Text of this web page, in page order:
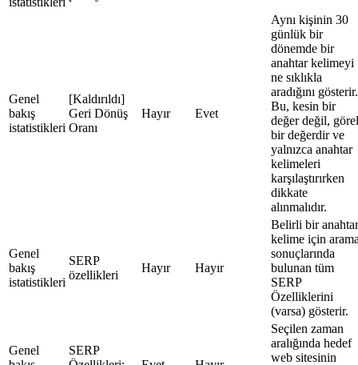
Genel
bakış
istatistikleri
[Kaldırıldı]
Geri Dönüş
Oranı
Hayır Evet
Aynı kişinin 30
günlük bir
dönemde bir
anahtar kelimeyi
ne sıklıkla
aradığını gösterir.
Bu, kesin bir
değer değil,
bir değerdir ve
yalnızca anahtar
kelimeleri
karşılaştırırken
dikkate
alınmalıdır.
Genel
bakış
istatistikleri
SERP
özellikleri
Hayır Hayır
Belirli bir anahtar
kelime için
sonuçlarında
bulunan tüm
SERP
Özelliklerini
(varsa) gösterir.
Genel
SERP
Seçilen zaman
aralığında hedef
web sitesinin